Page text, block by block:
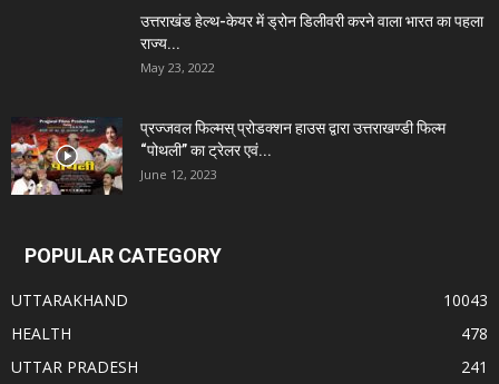
उत्तराखंड हेल्थ-केयर में ड्रोन डिलीवरी करने वाला भारत का पहला
राज्य...
May 23, 2022
प्रज्जवल फिल्मस् प्रोडक्शन हाउस द्वारा उत्तराखण्डी फिल्म
“पोथली” का ट्रेलर एवं...
June 12, 2023
POPULAR CATEGORY
UTTARAKHAND
10043
HEALTH
478
UTTAR PRADESH
241